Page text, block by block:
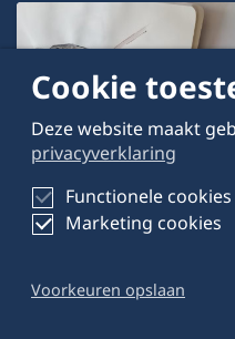
Opslaan
Zomerreeks 2025: het
10 juli 2025 doorPauline
Cookie
Deze website maakt
privacyverklaring
Functionele cookies
Marketing cookies
Voorkeuren opslaan